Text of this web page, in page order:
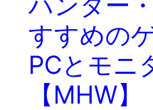
すすめの
PCとモニ
【MHW】